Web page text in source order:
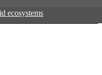
ecosystems